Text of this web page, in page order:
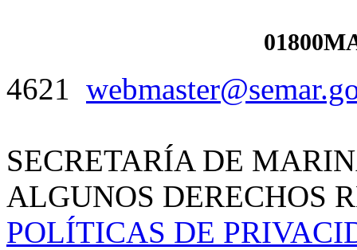
4621
SECRETARÍA DE
ALGUNOS DERECHOS
POLÍTICAS DE